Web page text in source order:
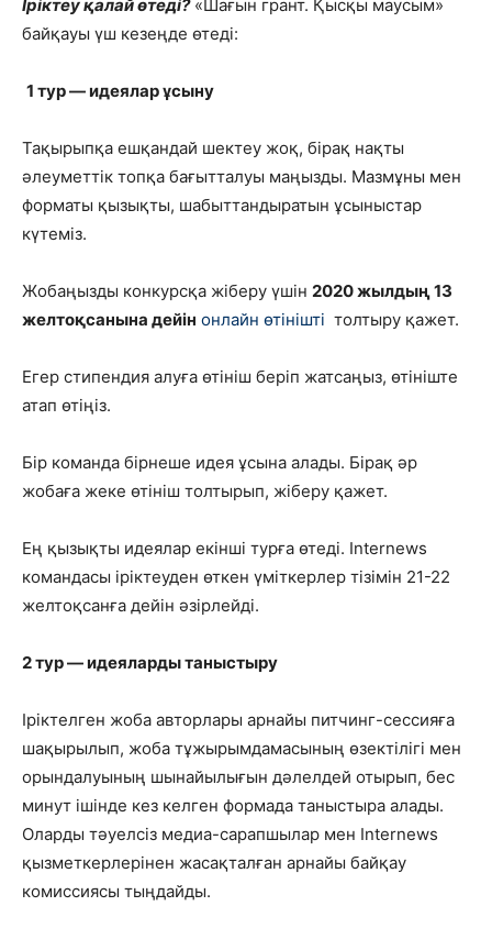
Іріктеу қалай өтеді?«Шағын грант. Қысқы маусым»
байқауы үш кезеңде өтеді:
1 тур — идеялар ұсыну
Тақырыпқа ешқандай шектеу жоқ, бірақ нақты
әлеуметтік топқа бағытталуы маңызды. Мазмұны мен
форматы қызықты, шабыттандыратын ұсыныстар
күтеміз.
Жобаңызды конкурсқа жіберу үшін 2020 жылдың 13
желтоқсанына дейін онлайн өтінішті толтыру қажет.
Егер стипендия алуға өтініш беріп жатсаңыз, өтініште
атап өтіңіз.
Бір команда бірнеше идея ұсына алады. Бірақ әр
жобаға жеке өтініш толтырып, жіберу қажет.
Ең қызықты идеялар екінші турға өтеді. Internews
командасы іріктеуден өткен үміткерлер тізімін 21-22
желтоқсанға дейін әзірлейді.
2 тур — идеяларды таныстыру
Іріктелген жоба авторлары арнайы питчинг-сессияға
шақырылып, жоба тұжырымдамасының өзектілігі мен
орындалуының шынайылығын дәлелдей отырып, бес
минут ішінде кез келген формада таныстыра алады.
Оларды тәуелсіз медиа-сарапшылар мен Internews
қызметкерлерінен жасақталған арнайы байқау
комиссиясы тыңдайды.